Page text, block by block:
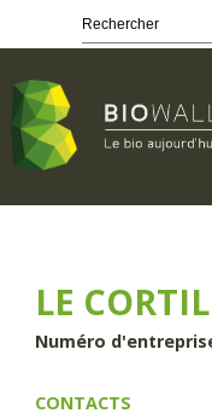
principalLE CORTIL
Numéro d'entreprise
CONTACTS